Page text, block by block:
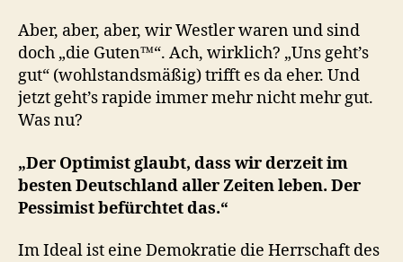
Aber, aber, aber, wir Westler waren und sind
doch „die Guten™“. Ach, wirklich? „Uns geht’s
gut“ (wohlstandsmäßig) trifft es da eher. Und
jetzt geht’s rapide immer mehr nicht mehr gut.
Was nu?
„Der Optimist glaubt, dass wir derzeit im
besten Deutschland aller Zeiten leben. Der
Pessimist befürchtet das.“
Im Ideal ist eine Demokratie die Herrschaft des